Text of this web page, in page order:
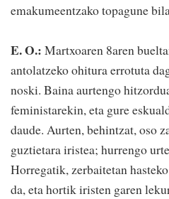
emakumeentzako topagune
E. O.: Martxoaren 8aren
antolatzeko ohitura errotuta
noski. Baina aurtengo
feministarekin, eta gure
daude. Aurten, behintzat, oso
guztietara iristea; hurrengo
Horregatik, zerbaitetan
da, eta hortik iristen garen